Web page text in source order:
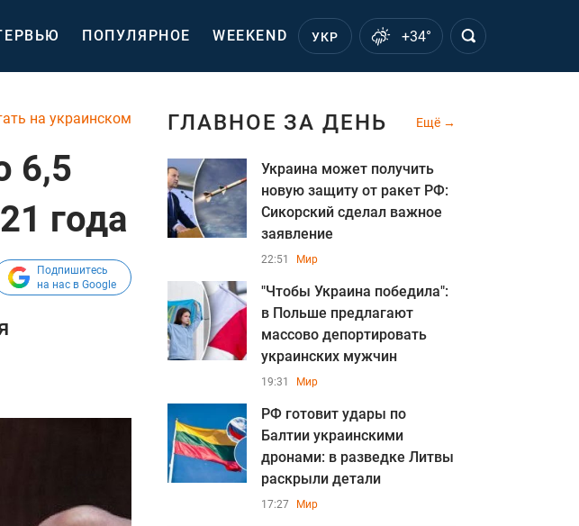
ПОПУЛЯРНОЕ WEEKEND УКР +34°
на украинском
6,5
года
Подпишитесь
на нас в Google
ГЛАВНОЕ ЗА ДЕНЬ Ещё
Украина может получить
новую защиту от ракет РФ:
Сикорский сделал важное
заявление
22:51 Мир
"Чтобы Украина победила":
в Польше предлагают
массово депортировать
украинских мужчин
19:31 Мир
РФ готовит удары по
Балтии украинскими
дронами: в разведке Литвы
раскрыли детали
17:27 Мир